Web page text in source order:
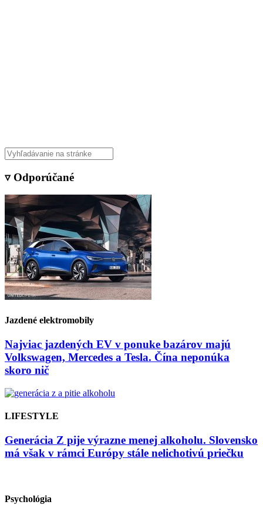
▿ Odporúčané
Jazdené elektromobily
Najviac jazdených EV v ponuke bazárov majú
Volkswagen, Mercedes a Tesla. Čína neponúka
skoro nič
LIFESTYLE
Generácia Z pije výrazne menej alkoholu. Slovensko
má však v rámci Európy stále nelichotivú priečku
Psychológia